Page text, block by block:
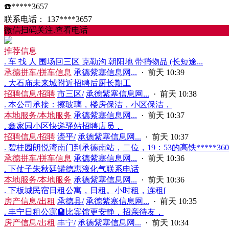
☎️*****3657
联系电话：
137****3657
微信扫码关注.查看电话
推荐信息
. 车 找 人 围场回三区 克勒沟 朝阳地 带捎物品 (长短途...
承德拼车/拼车信息 承德紫塞信息网... · 前天 10:39
. 大石庙未来城附近招聘后厨长期工
招聘信息/招聘 市三区/ 承德紫塞信息网... · 前天 10:38
. 本公司承接：擦玻璃，楼房保洁，小区保洁，
本地服务/本地服务 承德紫塞信息网... · 前天 10:37
. 鑫家园小区快递驿站招聘店员，
招聘信息/招聘 滦平/ 承德紫塞信息网... · 前天 10:37
. 碧桂园朗悦湾南门到承德南站，二位，19：53的高铁
承德拼车/拼车信息 承德紫塞信息网... · 前天 10:36
. 下仗子朱秋廷罐德惠液化气联系电话
本地服务/本地服务 承德紫塞信息网... · 前天 10:36
. 下板城民宿‬日租公寓，日租。小时租，连租[
房产信息/出租 承德县/ 承德紫塞信息网... · 前天 10:35
. 丰宁日租公寓🏨比宾馆更安静，招亲待友，
房产信息/出租 丰宁/ 承德紫塞信息网... · 前天 10:34